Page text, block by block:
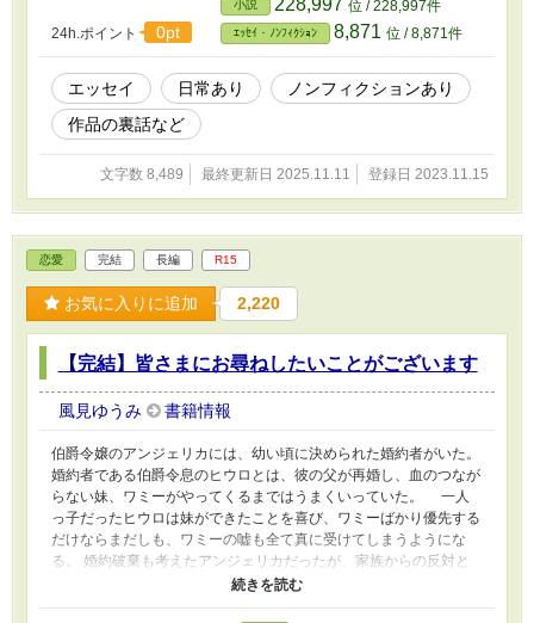
24h.ポイント 0pt
小説 228,997 位 / 228,997件
ｴｯｾｲ・ﾉﾝﾌｨｸｼｮﾝ 8,871 位 / 8,871件
エッセイ 日常あり
ノンフィクションあり
作品の裏話など
文字数 8,489 最終更新日 2025.11.11 登録日 2023.11.15
恋愛 完結 長編 R15
お気に入りに追加 2,220
【完結】皆さまにお尋ねしたいことがございます
風見ゆうみ 書籍情報
伯爵令嬢のアンジェリカには、幼い頃に決められた婚約者がいた。
婚約者である伯爵令息のヒウロとは、彼の父が再婚し、血のつなが
らない妹、ワミーがやってくるまではうまくいっていた。 一人
っ子だったヒウロは妹ができたことを喜び、ワミーばかり優先する
だけならまだしも、ワミーの嘘も全て真に受けてしまうようにな
る。 婚約破棄も考えたアンジェリカだったが、家族からの反対と
ヒウロへの情が断ち切れず、予定通り彼と式を挙げる。『妻になれ